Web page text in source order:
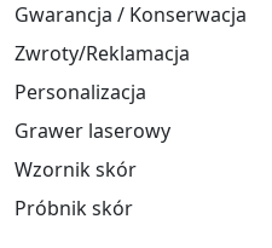
Gwarancja / Konserwacja
Zwroty/Reklamacja
Personalizacja
Grawer laserowy
Wzornik skór
Próbnik skór